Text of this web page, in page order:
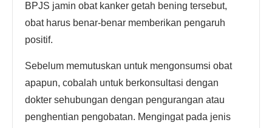
BPJS jamin obat kanker getah bening tersebut,
obat harus benar-benar memberikan pengaruh
positif.
Sebelum memutuskan untuk mengonsumsi obat
apapun, cobalah untuk berkonsultasi dengan
dokter sehubungan dengan pengurangan atau
penghentian pengobatan. Mengingat pada jenis